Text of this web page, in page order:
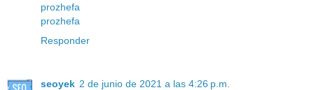
prozhefa
prozhefa
Responder
seoyek 2 de junio de 2021 a las 4:26 p.m.